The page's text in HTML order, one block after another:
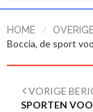
HOME /
Boccia, de sport
VORIGE
SPORTEN